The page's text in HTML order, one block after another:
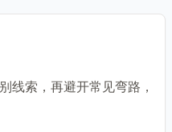
线索，再避开常见弯路，